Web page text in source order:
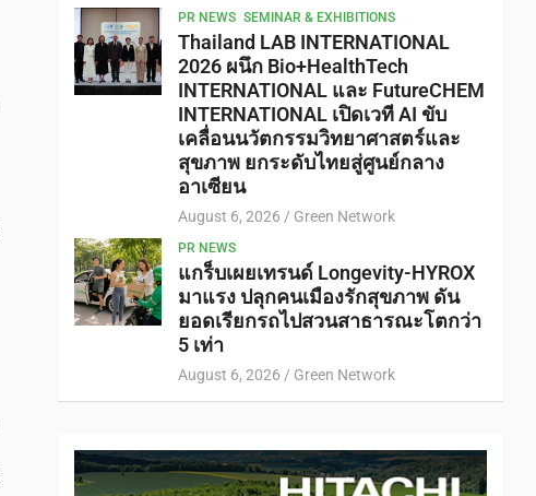
PR NEWS SEMINAR & EXHIBITIONS
Thailand LAB INTERNATIONAL
2026 ผนึก Bio+HealthTech
INTERNATIONAL และ FutureCHEM
INTERNATIONAL เปิดเวที AI ขับ
เคลื่อนนวัตกรรมวิทยาศาสตร์และ
สุขภาพ ยกระดับไทยสู่ศูนย์กลาง
อาเซียน
August 6, 2026 Green Network
PR NEWS
แกร็บเผยเทรนด์ Longevity-HYROX
มาแรง ปลุกคนเมืองรักสุขภาพ ดัน
ยอดเรียกรถไปสวนสาธารณะโตกว่า
5 เท่า
August 6, 2026 Green Network